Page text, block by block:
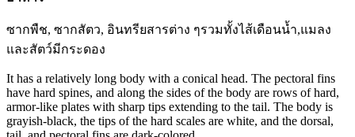
ซากพืช, ซากสัตว, อินทรียสารต่าง ๆรวมทั้งไส้เดือนน้ำ,แมลง
และสัตว์มีกระดอง
It has a relatively long body with a conical head. The pectoral fins
have hard spines, and along the sides of the body are rows of hard,
armor-like plates with sharp tips extending to the tail. The body is
grayish-black, the tips of the hard scales are white, and the dorsal,